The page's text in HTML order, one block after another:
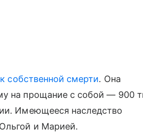
собственной смерти. Она
на прощание с собой — 900
Имеющееся наследство
и Марией.